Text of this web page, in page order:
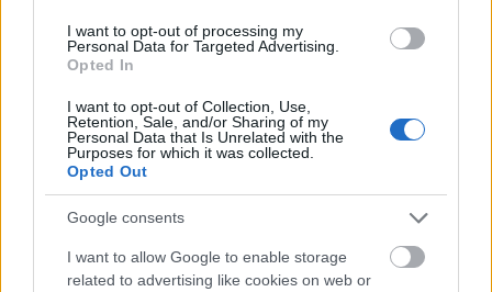
I want to opt-out of processing my
Personal Data for Targeted Advertising.
Opted In
I want to opt-out of Collection, Use,
Retention, Sale, and/or Sharing of my
Personal Data that Is Unrelated with the
Purposes for which it was collected.
Opted Out
Google consents
I want to allow Google to enable storage
related to advertising like cookies on web or
Festészet Képzőművészet Magyarok Képző